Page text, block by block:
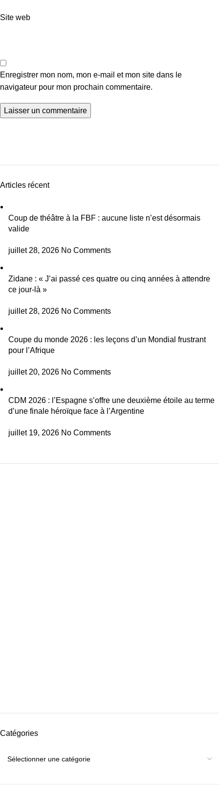
Site web
Enregistrer mon nom, mon e-mail et mon site dans le
navigateur pour mon prochain commentaire.
Articles récent
Coup de théâtre à la FBF : aucune liste n’est désormais
valide
juillet 28, 2026 No Comments
Zidane : « J’ai passé ces quatre ou cinq années à attendre
ce jour-là »
juillet 28, 2026 No Comments
Coupe du monde 2026 : les leçons d’un Mondial frustrant
pour l’Afrique
juillet 20, 2026 No Comments
CDM 2026 : l’Espagne s’offre une deuxième étoile au terme
d’une finale héroïque face à l’Argentine
juillet 19, 2026 No Comments
Catégories